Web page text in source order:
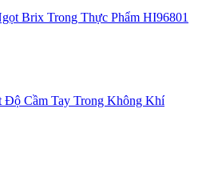
Brix Trong Thực Phẩm HI96801
Cầm Tay Trong Không Khí